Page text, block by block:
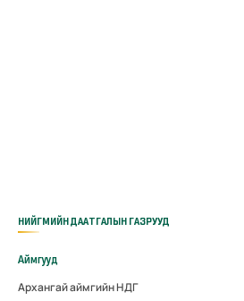
НИЙГМИЙН ДААТГАЛЫН ГАЗРУУД
Аймгууд
Архангай аймгийн НДГ